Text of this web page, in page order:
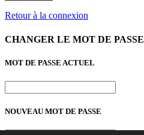
Retour à la connexion
CHANGER LE MOT DE PASSE
MOT DE PASSE ACTUEL
NOUVEAU MOT DE PASSE